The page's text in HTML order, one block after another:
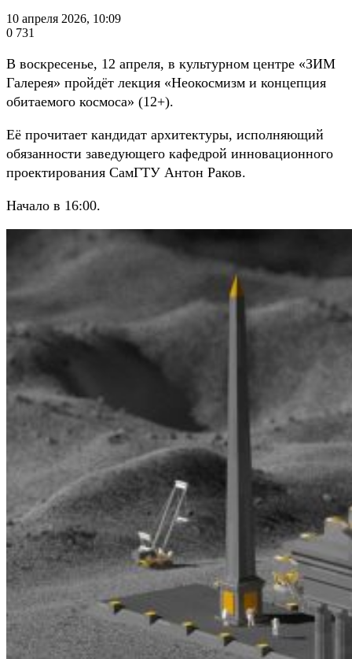
10 апреля 2026, 10:09
0 731
В воскресенье, 12 апреля, в культурном центре «ЗИМ
Галерея» пройдёт лекция «Неокосмизм и концепция
обитаемого космоса» (12+).
Её прочитает кандидат архитектуры, исполняющий
обязанности заведующего кафедрой инновационного
проектирования СамГТУ Антон Раков.
Начало в 16:00.